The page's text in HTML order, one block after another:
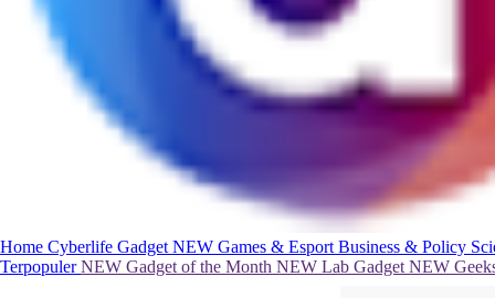
Home Cyberlife Gadget NEW Games & Esport Business & Policy
TerpopulerNEW Gadget of the Month NEW Lab Gadget NEW